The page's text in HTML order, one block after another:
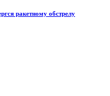
ракетному обстрелу